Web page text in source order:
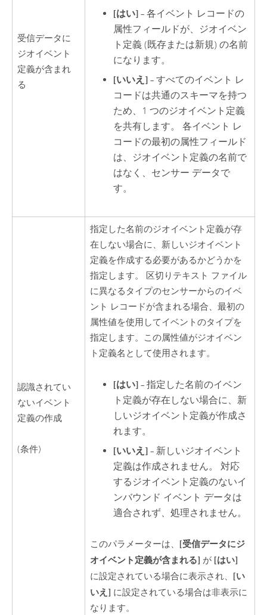
受信データに
ジオイベント
定義が含まれ
る
[はい] – 各イベント レコードの
属性フィールドが、ジオイベン
ト定義 (既存または新規) の名前
になります。
[いいえ] – すべてのイベント レ
コードは共通のスキーマを持つ
ため、1 つのジオイベント定義
を共有します。 各イベント レ
コードの最初の属性フィールド
は、ジオイベント定義の名前で
はなく、センサー データで
す。
認識されてい
ないイベント
定義の作成
(条件)
指定した名前のジオイベント定義が存
在しない場合に、新しいジオイベント
定義を作成する必要があるかどうかを
指定します。 区切りテキスト ファイル
に異なるタイプのセンサーからのイベ
ント レコードが含まれる場合、最初の
属性値を使用してイベントのタイプを
指定します。この属性値がジオイベン
ト定義名として使用されます。
[はい] – 指定した名前のイベン
ト定義が存在しない場合に、新
しいジオイベント定義が作成さ
れます。
[いいえ] – 新しいジオイベント
定義は作成されません。 対応
するジオイベント定義のないイ
ンバウンド イベント データは
適合されず、処理されません。
このパラメーターは、 [受信データにジ
オイベント定義が含まれる] が [はい]
に設定されている場合に表示され、 [い
いえ] に設定されている場合は非表示に
なります。